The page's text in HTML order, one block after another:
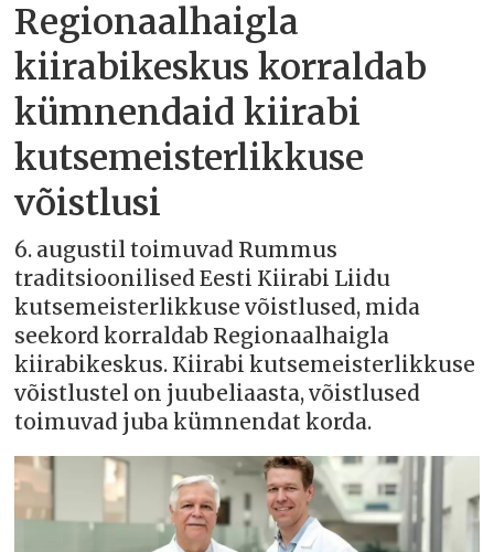
Regionaalhaigla
kiirabikeskus korraldab
kümnendaid kiirabi
kutsemeisterlikkuse
võistlusi
6. augustil toimuvad Rummus
traditsioonilised Eesti Kiirabi Liidu
kutsemeisterlikkuse võistlused, mida
seekord korraldab Regionaalhaigla
kiirabikeskus. Kiirabi kutsemeisterlikkuse
võistlustel on juubeliaasta, võistlused
toimuvad juba kümnendat korda.